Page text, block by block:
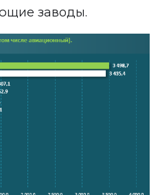
заводы.